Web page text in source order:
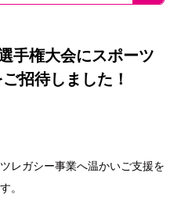
手権大会にスポーツ
招待しました！
レガシー事業へ温かいご支援を
。